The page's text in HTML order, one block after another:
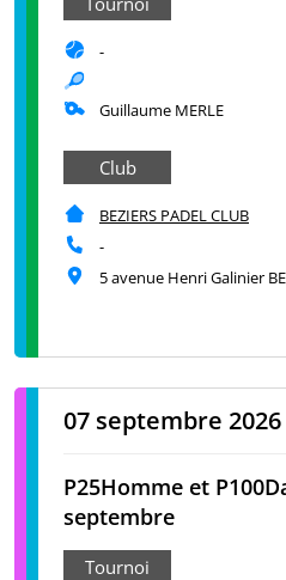
-
Guillaume MERLE
Club
BEZIERS PADEL CLUB
-
5 avenue Henri Galinier
07 septembre 2026
P25Homme et
septembre
Tournoi